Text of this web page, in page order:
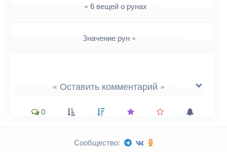
« 6 вещей о рунах
Значение рун »
« Оставить комментарий »
0
Сообщество: